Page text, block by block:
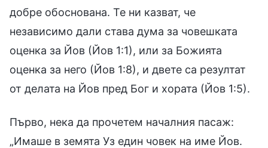
добре обоснована. Те ни казват, че
независимо дали става дума за човешката
оценка за Йов (Йов 1:1), или за Божията
оценка за него (Йов 1:8), и двете са резултат
от делата на Йов пред Бог и хората (Йов 1:5).
Първо, нека да прочетем началния пасаж:
„Имаше в земята Уз един човек на име Йов.